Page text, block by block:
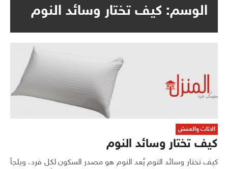
الوسم: كيف تختار وسائد النوم
الاثاث والعفش
كيف تختار وسائد النوم
كيف تختار وسائد النوم يُعد النوم هو مصدر السكون لكل فرد، ويلجأ